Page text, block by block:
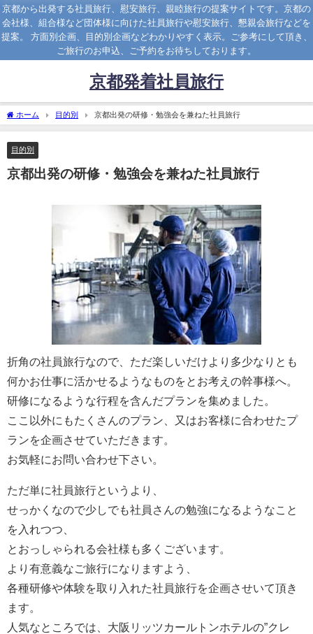
京都から出発する社員旅行、慰安旅行、親睦旅行の提案サイトです。京都の
会社様、組合様など団体様に向けた社員旅行や慰安旅行、懇親会旅行などを
提案。 方面別企画、目的別企画などわかりやすく表示。ご参考にして頂き、
ご旅行のお申込、ご予約をお待ちしております。
京都発着社員旅行
ホーム 目的別 京都出発の研修・勉強会を兼ねた社員旅行
目的別
京都出発の研修・勉強会を兼ねた社員旅行
折角の社員旅行なので、ただ楽しいだけより多少なりとも
何かお仕事に活かせるようなものをとお考えの幹事様へ。
研修になるような行程を含んだプランを集めました。
ここ以外にもたくさんのプラン、又はお客様に合わせたプ
ランを企画させていただきます。
お気軽にお問い合わせ下さい。
ただ単に社員旅行というより、
せっかくなので少しでも社員さんの勉強になるようなこと
を入れつつ、
とおっしゃられる会社様も多くございます。
より有意義なご旅行になりますよう、
各種研修や体験を取り入れた社員旅行を企画させいて頂き
ます。
人気なところでは、大阪リッツカールトンホテルの”クレ